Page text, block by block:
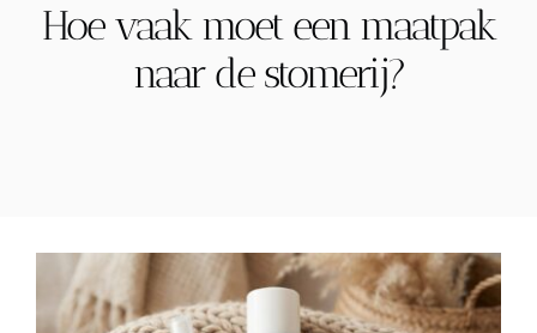
Bestellen
FAQ
Hoe vaak moet een maatpak
naar de stomerij?